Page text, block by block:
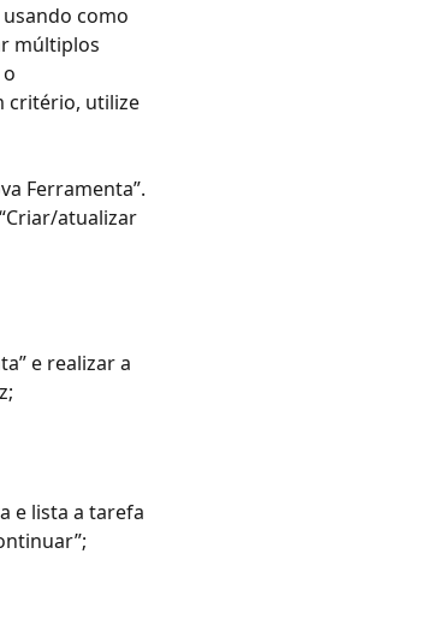
como
múltiplos
critério, utilize
Ferramenta”.
atualizar
e realizar a
e lista a tarefa